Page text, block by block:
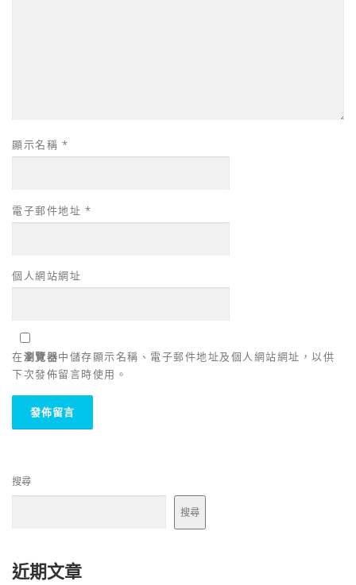
顯示名稱 *
電子郵件地址 *
個人網站網址
在瀏覽器中儲存顯示名稱、電子郵件地址及個人網站網址，以供
下次發佈留言時使用。
搜尋
搜尋
近期文章